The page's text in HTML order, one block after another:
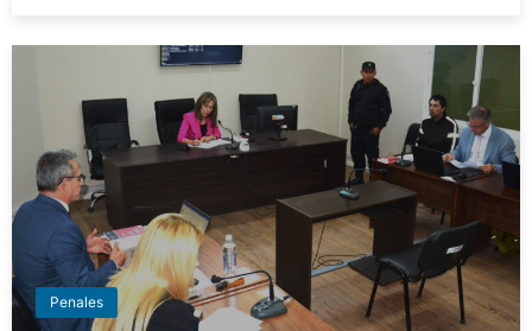
Penales